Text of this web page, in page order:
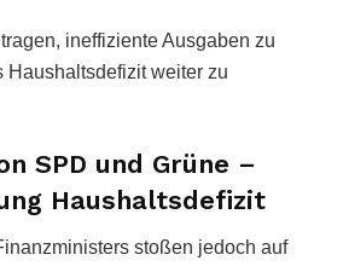
ineffiziente Ausgaben zu
Haushaltsdefizit weiter zu
SPD und Grüne –
Haushaltsdefizit
stoßen jedoch auf